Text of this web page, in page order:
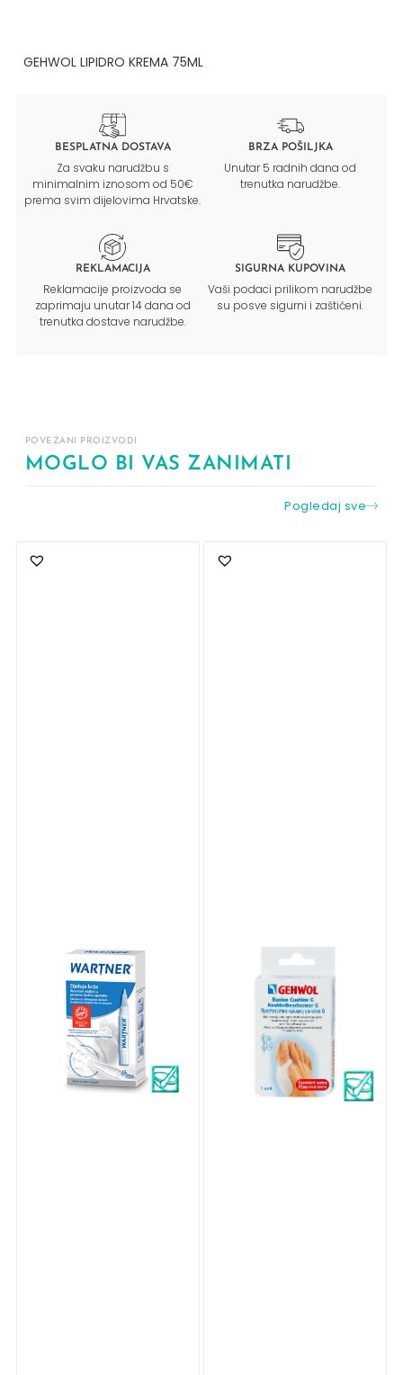
GEHWOL LIPIDRO KREMA 75ML
BESPLATNA DOSTAVA
Za svaku narudžbu s
minimalnim iznosom od 50€
prema svim dijelovima Hrvatske.
BRZA POŠILJKA
Unutar 5 radnih dana od
trenutka narudžbe.
REKLAMACIJA
Reklamacije proizvoda se
zaprimaju unutar 14 dana od
trenutka dostave narudžbe.
SIGURNA KUPOVINA
Vaši podaci prilikom narudžbe
su posve sigurni i zaštićeni.
POVEZANI PROIZVODI
MOGLO BI VAS ZANIMATI
Pogledaj sve